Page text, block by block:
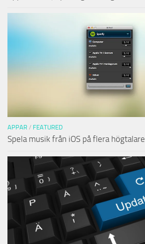
APPAR / FEATURED
Spela musik från iOS på flera högtalare